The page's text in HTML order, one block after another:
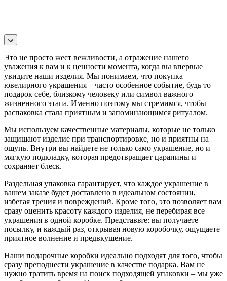
Это не просто жест вежливости, а отражение нашего
уважения к вам и к ценности момента, когда вы впервые
увидите наши изделия. Мы понимаем, что покупка
ювелирного украшения – часто особенное событие, будь то
подарок себе, близкому человеку или символ важного
жизненного этапа. Именно поэтому мы стремимся, чтобы
распаковка стала приятным и запоминающимся ритуалом.
Мы используем качественные материалы, которые не только
защищают изделие при транспортировке, но и приятны на
ощупь. Внутри вы найдете не только само украшение, но и
мягкую подкладку, которая предотвращает царапины и
сохраняет блеск.
Раздельная упаковка гарантирует, что каждое украшение в
вашем заказе будет доставлено в идеальном состоянии,
избегая трения и повреждений. Кроме того, это позволяет вам
сразу оценить красоту каждого изделия, не перебирая все
украшения в одной коробке. Представьте: вы получаете
посылку, и каждый раз, открывая новую коробочку, ощущаете
приятное волнение и предвкушение.
Наши подарочные коробки идеально подходят для того, чтобы
сразу преподнести украшение в качестве подарка. Вам не
нужно тратить время на поиск подходящей упаковки – мы уже